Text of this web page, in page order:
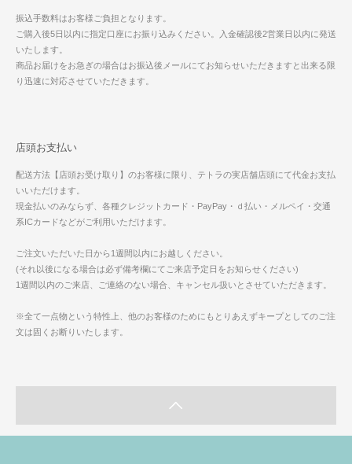
振込手数料はお客様ご負担となります。
ご購入後5日以内に指定口座にお振り込みください。入金確認後2営業日以内に発送
いたします。
商品お届けをお急ぎの場合はお振込後メールにてお知らせいただきますと出来る限
り迅速に対応させていただきます。
店頭お支払い
配送方法【店頭お受け取り】のお客様に限り、テトラの実店舗店頭にて代金お支払
いいただけます。
現金払いのみならず、各種クレジットカード・PayPay・ｄ払い・メルペイ・交通
系ICカードなどがご利用いただけます。
ご注文いただいた日から1週間以内にお越しください。
(それ以後になる場合は必ず備考欄にてご来店予定日をお知らせください)
1週間以内のご来店、ご連絡のない場合、キャンセル扱いとさせていただきます。
※全て一点物という特性上、他のお客様のためにもとりあえずキープとしてのご注
文は固くお断りいたします。